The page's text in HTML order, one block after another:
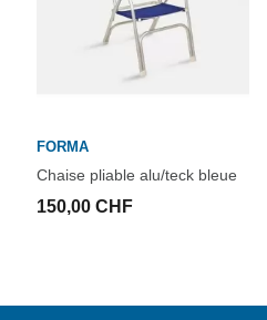
FORMA
Chaise pliable alu/teck bleue
150,00 CHF